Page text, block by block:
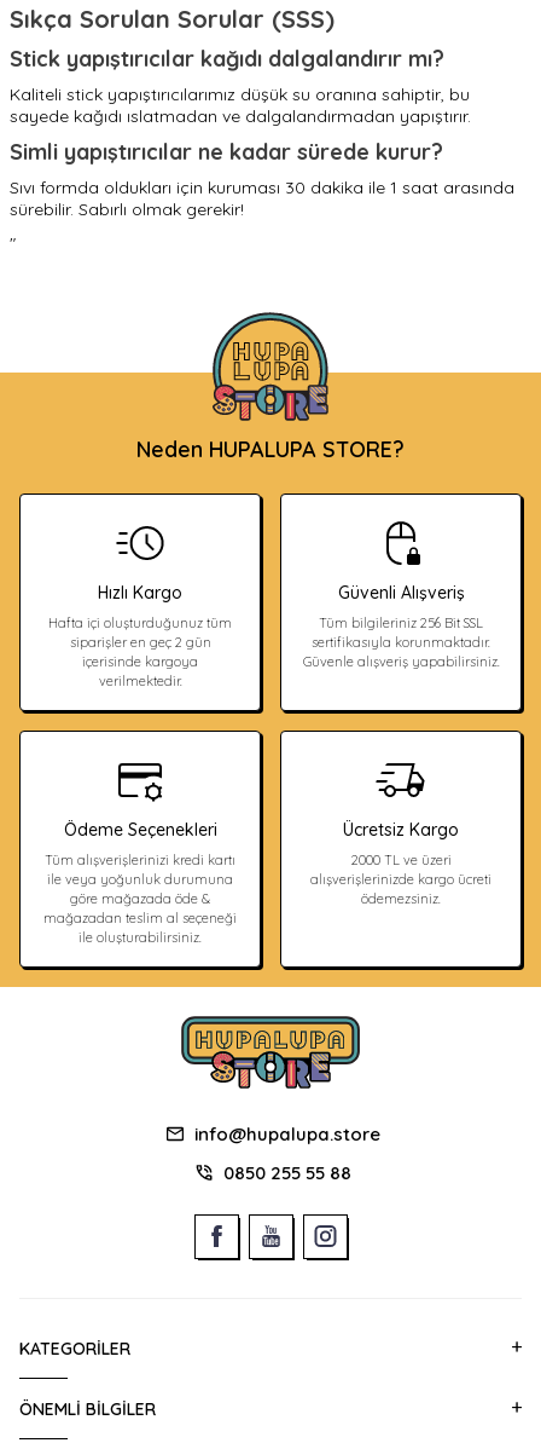
Sıkça Sorulan Sorular (SSS)
Stick yapıştırıcılar kağıdı dalgalandırır mı?
Kaliteli stick yapıştırıcılarımız düşük su oranına sahiptir, bu
sayede kağıdı ıslatmadan ve dalgalandırmadan yapıştırır.
Simli yapıştırıcılar ne kadar sürede kurur?
Sıvı formda oldukları için kuruması 30 dakika ile 1 saat arasında
sürebilir. Sabırlı olmak gerekir!
"
Neden HUPALUPA STORE?
Hızlı Kargo
Hafta içi oluşturduğunuz tüm
siparişler en geç 2 gün
içerisinde kargoya
verilmektedir.
Güvenli Alışveriş
Tüm bilgileriniz 256 Bit SSL
sertifikasıyla korunmaktadır.
Güvenle alışveriş yapabilirsiniz.
Ödeme Seçenekleri
Tüm alışverişlerinizi kredi kartı
ile veya yoğunluk durumuna
göre mağazada öde &
mağazadan teslim al seçeneği
ile oluşturabilirsiniz.
Ücretsiz Kargo
2000 TL ve üzeri
alışverişlerinizde kargo ücreti
ödemezsiniz.
info@hupalupa.store
0850 255 55 88
KATEGORILER
ÖNEMLI BILGILER